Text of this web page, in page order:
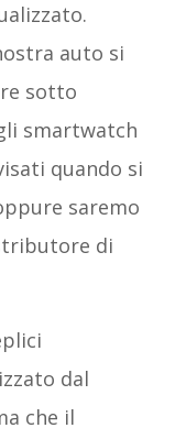
auto si
sotto
smartwatch
quando si
saremo
di
dal
che il